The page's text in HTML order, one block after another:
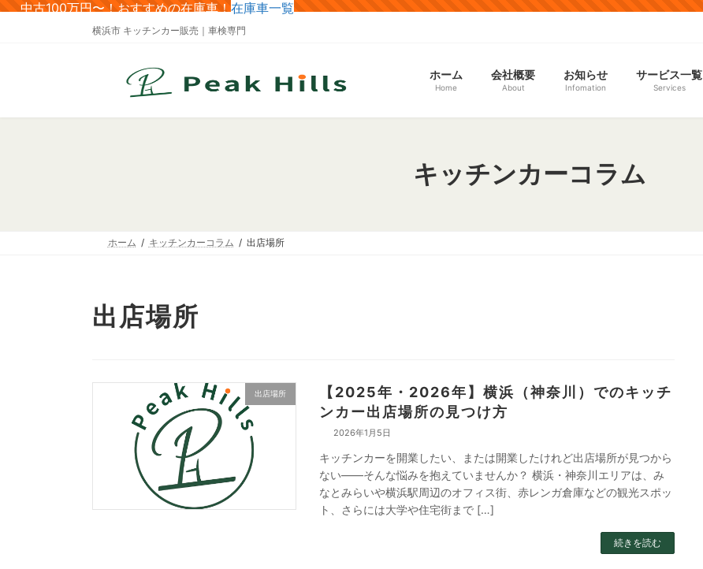
中古100万円〜！おすすめの在庫車！在庫車一覧
横浜市 キッチンカー販売｜車検専門
ホーム
Home
会社概要
About
お知らせ
Infomation
サービス一覧
Services
キッチンカーコラム
ホーム キッチンカーコラム 出店場所
出店場所
出店場所
【2025年・2026年】横浜（神奈川）でのキッチ
ンカー出店場所の見つけ方
2026年1月5日
キッチンカーを開業したい、または開業したけれど出店場所が見つから
ない——そんな悩みを抱えていませんか？ 横浜・神奈川エリアは、み
なとみらいや横浜駅周辺のオフィス街、赤レンガ倉庫などの観光スポッ
ト、さらには大学や住宅街まで […]
続きを読む